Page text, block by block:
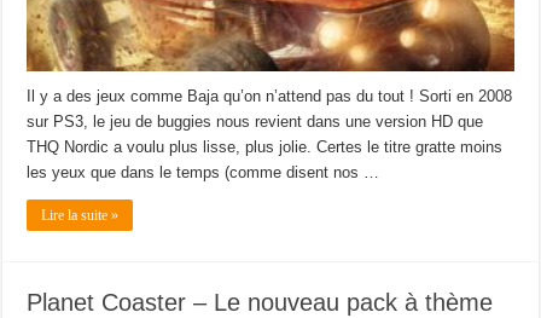
Il y a des jeux comme Baja qu’on n’attend pas du tout ! Sorti en 2008
sur PS3, le jeu de buggies nous revient dans une version HD que
THQ Nordic a voulu plus lisse, plus jolie. Certes le titre gratte moins
les yeux que dans le temps (comme disent nos …
Lire la suite »
Planet Coaster – Le nouveau pack à thème